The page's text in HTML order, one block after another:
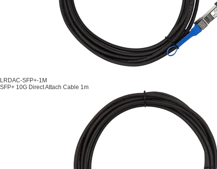
LRDAC-SFP+-1M
SFP+ 10G Direct Attach Cable 1m